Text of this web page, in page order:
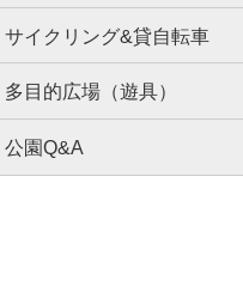
サイクリング&貸自転車
多目的広場（遊具）
公園Q&A